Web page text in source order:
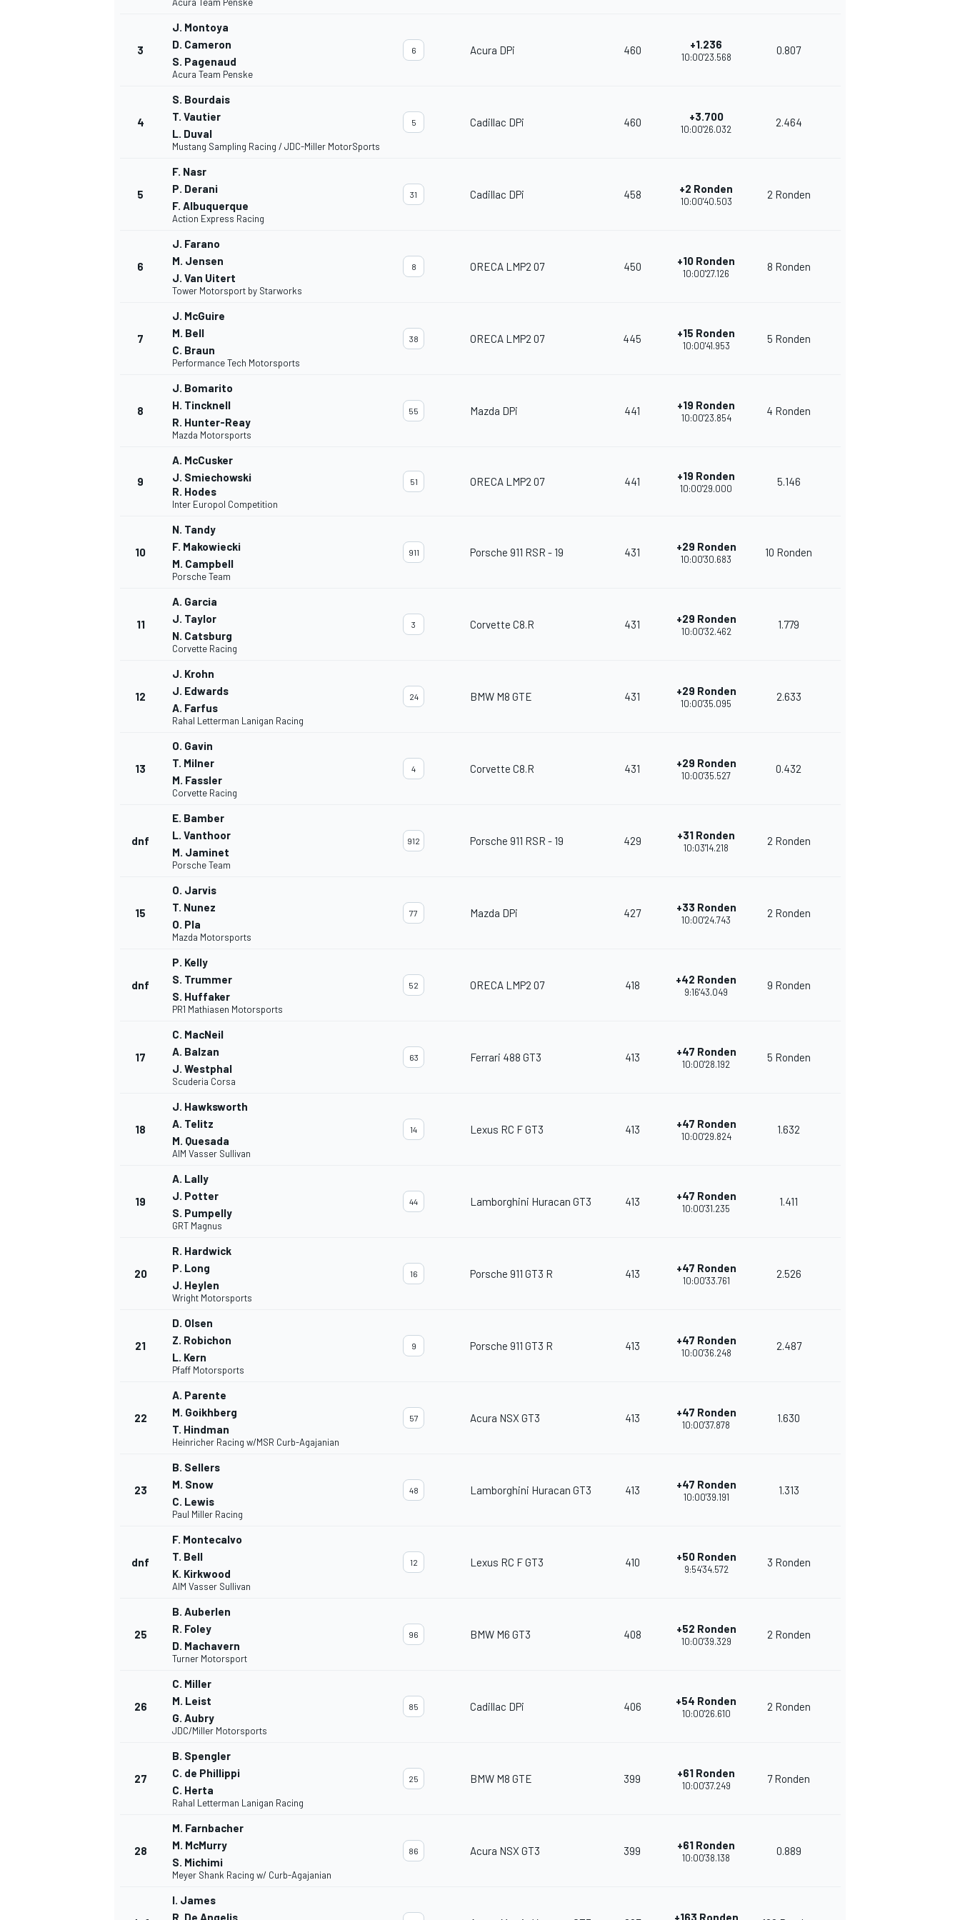
MEER RACEKLASSEN
3
J. Montoya
D. Cameron
S. Pagenaud
Acura Team Penske
6 Acura DPi 460 +1.236
10:00'23.568
0.807
4
S. Bourdais
T. Vautier
L. Duval
Mustang Sampling Racing / JDC-Miller MotorSports
5 Cadillac DPi 460 +3.700
10:00'26.032
2.464
5
F. Nasr
P. Derani
F. Albuquerque
Action Express Racing
31 Cadillac DPi 458 +2 Ronden
10:00'40.503
2 Ronden
6
J. Farano
M. Jensen
J. Van Uitert
Tower Motorsport by Starworks
8 ORECA LMP2 07 450 +10 Ronden
10:00'27.126
8 Ronden
7
J. McGuire
M. Bell
C. Braun
Performance Tech Motorsports
38 ORECA LMP2 07 445 +15 Ronden
10:00'41.953
5 Ronden
8
J. Bomarito
H. Tincknell
R. Hunter-Reay
Mazda Motorsports
55 Mazda DPi 441 +19 Ronden
10:00'23.854
4 Ronden
9
A. McCusker
J. Smiechowski
R. Hodes
Inter Europol Competition
51 ORECA LMP2 07 441 +19 Ronden
10:00'29.000
5.146
10
N. Tandy
F. Makowiecki
M. Campbell
Porsche Team
911 Porsche 911 RSR - 19 431 +29 Ronden
10:00'30.683
10 Ronden
11
A. Garcia
J. Taylor
N. Catsburg
Corvette Racing
3 Corvette C8.R 431 +29 Ronden
10:00'32.462
1.779
12
J. Krohn
J. Edwards
A. Farfus
Rahal Letterman Lanigan Racing
24 BMW M8 GTE 431 +29 Ronden
10:00'35.095
2.633
13
O. Gavin
T. Milner
M. Fassler
Corvette Racing
4 Corvette C8.R 431 +29 Ronden
10:00'35.527
0.432
dnf
E. Bamber
L. Vanthoor
M. Jaminet
Porsche Team
912 Porsche 911 RSR - 19 429 +31 Ronden
10:03'14.218
2 Ronden
15
O. Jarvis
T. Nunez
O. Pla
Mazda Motorsports
77 Mazda DPi 427 +33 Ronden
10:00'24.743
2 Ronden
dnf
P. Kelly
S. Trummer
S. Huffaker
PR1 Mathiasen Motorsports
52 ORECA LMP2 07 418 +42 Ronden
9:16'43.049
9 Ronden
17
C. MacNeil
A. Balzan
J. Westphal
Scuderia Corsa
63 Ferrari 488 GT3 413 +47 Ronden
10:00'28.192
5 Ronden
18
J. Hawksworth
A. Telitz
M. Quesada
AIM Vasser Sullivan
14 Lexus RC F GT3 413 +47 Ronden
10:00'29.824
1.632
19
A. Lally
J. Potter
S. Pumpelly
GRT Magnus
44 Lamborghini Huracan GT3 413 +47 Ronden
10:00'31.235
1.411
20
R. Hardwick
P. Long
J. Heylen
Wright Motorsports
16 Porsche 911 GT3 R 413 +47 Ronden
10:00'33.761
2.526
21
D. Olsen
Z. Robichon
L. Kern
Pfaff Motorsports
9 Porsche 911 GT3 R 413 +47 Ronden
10:00'36.248
2.487
22
A. Parente
M. Goikhberg
T. Hindman
Heinricher Racing w/MSR Curb-Agajanian
57 Acura NSX GT3 413 +47 Ronden
10:00'37.878
1.630
23
B. Sellers
M. Snow
C. Lewis
Paul Miller Racing
48 Lamborghini Huracan GT3 413 +47 Ronden
10:00'39.191
1.313
dnf
F. Montecalvo
T. Bell
K. Kirkwood
AIM Vasser Sullivan
12 Lexus RC F GT3 410 +50 Ronden
9:54'34.572
3 Ronden
25
B. Auberlen
R. Foley
D. Machavern
Turner Motorsport
96 BMW M6 GT3 408 +52 Ronden
10:00'39.329
2 Ronden
26
C. Miller
M. Leist
G. Aubry
JDC/Miller Motorsports
85 Cadillac DPi 406 +54 Ronden
10:00'26.610
2 Ronden
27
B. Spengler
C. de Phillippi
C. Herta
Rahal Letterman Lanigan Racing
25 BMW M8 GTE 399 +61 Ronden
10:00'37.249
7 Ronden
28
M. Farnbacher
M. McMurry
S. Michimi
Meyer Shank Racing w/ Curb-Agajanian
86 Acura NSX GT3 399 +61 Ronden
10:00'38.138
0.889
I. James
R. De Angelis
+163 Ronden